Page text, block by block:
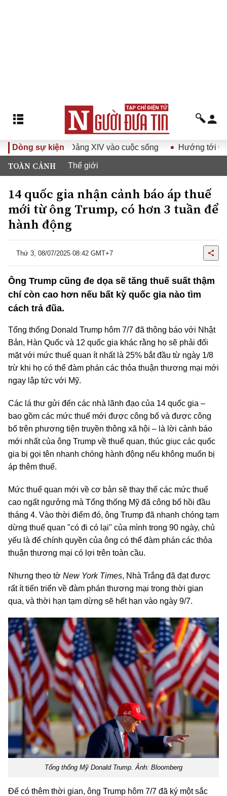
Dòng sự kiện
Đại hội Đảng XIV vào cuộc sống Hướng tới Đại hội
TOÀN CẢNH Thế giới
14 quốc gia nhận cảnh báo áp thuế
mới từ ông Trump, có hơn 3 tuần để
hành động
Thứ 3, 08/07/2025 08:42 GMT+7
Ông Trump cũng đe dọa sẽ tăng thuế suất thậm
chí còn cao hơn nếu bất kỳ quốc gia nào tìm
cách trả đũa.
Tổng thống Donald Trump hôm 7/7 đã thông báo với Nhật
Bản, Hàn Quốc và 12 quốc gia khác rằng họ sẽ phải đối
mặt với mức thuế quan ít nhất là 25% bắt đầu từ ngày 1/8
trừ khi họ có thể đàm phán các thỏa thuận thương mại mới
ngay lập tức với Mỹ.
Các lá thư gửi đến các nhà lãnh đạo của 14 quốc gia –
bao gồm các mức thuế mới được công bố và được công
bố trên phương tiện truyền thông xã hội – là lời cảnh báo
mới nhất của ông Trump về thuế quan, thúc giục các quốc
gia bị gọi tên nhanh chóng hành động nếu không muốn bị
áp thêm thuế.
Mức thuế quan mới về cơ bản sẽ thay thế các mức thuế
cao ngất ngưởng mà Tổng thống Mỹ đã công bố hồi đầu
tháng 4. Vào thời điểm đó, ông Trump đã nhanh chóng tạm
dừng thuế quan "có đi có lại" của mình trong 90 ngày, chủ
yếu là để chính quyền của ông có thể đàm phán các thỏa
thuận thương mại có lợi trên toàn cầu.
Nhưng theo tờ New York Times, Nhà Trắng đã đạt được
rất ít tiến triển về đàm phán thương mại trong thời gian
qua, và thời hạn tạm dừng sẽ hết hạn vào ngày 9/7.
Tổng thống Mỹ Donald Trump. Ảnh: Bloomberg
Để có thêm thời gian, ông Trump hôm 7/7 đã ký một sắc